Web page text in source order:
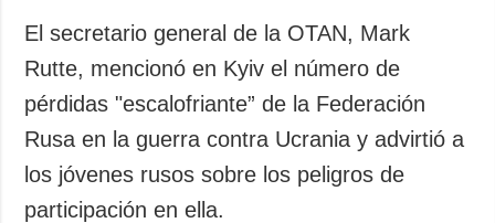
El secretario general de la OTAN, Mark
Rutte, mencionó en Kyiv el número de
pérdidas "escalofriante” de la Federación
Rusa en la guerra contra Ucrania y advirtió a
los jóvenes rusos sobre los peligros de
participación en ella.